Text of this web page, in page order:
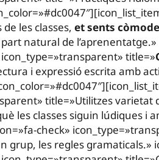
les classes, et sents còmode
natural de
title=»
i expressió escrita amb
title=»Utilitzes varietat
les classes siguin lúdiques i
check»
grup, les regles gramaticals.»